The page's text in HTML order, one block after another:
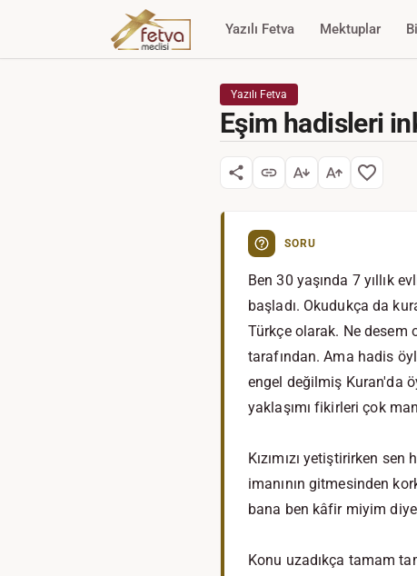
Yazılı Fetva Mektuplar
Yazılı Fetva
Eşim hadisleri
SORU
Ben 30 yaşında 7 yıllık
başladı. Okudukça da
Türkçe olarak. Ne desem
tarafından. Ama hadis
engel değilmiş Kuran'da
yaklaşımı fikirleri çok
Kızımızı yetiştirirken
imanının gitmesinden
bana ben kâfir miyim
Konu uzadıkça tamam